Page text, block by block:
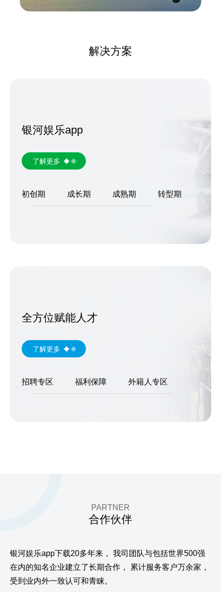
解决方案
银河娱乐app
了解更多
初创期 成长期 成熟期 转型期
全方位赋能人才
了解更多
招聘专区 福利保障 外籍人专区
PARTNER
合作伙伴
银河娱乐app下载20多年来，
我司团队与包括世界500强
在内的知名企业建立了长期合作，
累计服务客户万余家，
受到业内外一致认可和青睐。